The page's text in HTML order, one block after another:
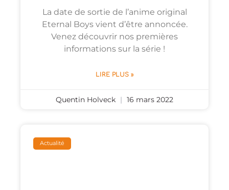
La date de sortie de l’anime original
Eternal Boys vient d’être annoncée.
Venez découvrir nos premières
informations sur la série !
LIRE PLUS »
Quentin Holveck 16 mars 2022
Actualité